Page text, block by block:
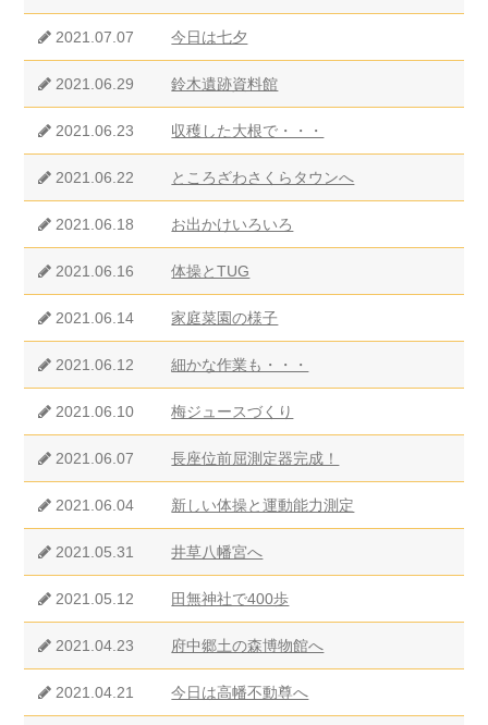
2021.07.07 今日は七夕
2021.06.29 鈴木遺跡資料館
2021.06.23 収穫した大根で・・・
2021.06.22 ところざわさくらタウンへ
2021.06.18 お出かけいろいろ
2021.06.16 体操とTUG
2021.06.14 家庭菜園の様子
2021.06.12 細かな作業も・・・
2021.06.10 梅ジュースづくり
2021.06.07 長座位前屈測定器完成！
2021.06.04 新しい体操と運動能力測定
2021.05.31 井草八幡宮へ
2021.05.12 田無神社で400歩
2021.04.23 府中郷土の森博物館へ
2021.04.21 今日は高幡不動尊へ